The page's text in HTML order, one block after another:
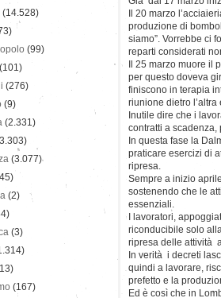
Il 20 marzo
produzione di
siamo”. Vorrebbe ci
reparti considerati
Il 25 marzo muore
per questo doveva
finiscono in terapia
riunione dietro
Inutile dire che i
contratti a
In questa fase la
praticare esercizi di
ripresa.
Sempre a inizio
sostenendo che le
essenziali.
I lavoratori,
riconducibile solo
ripresa delle attività
In verità i decreti
quindi a lavorare,
prefetto e la
Ed è così che in
(14.528)
(99)
(101)
(276)
(9)
(2.331)
(3.077)
(2)
(3)
(167)